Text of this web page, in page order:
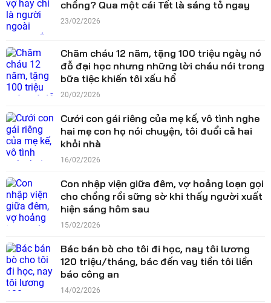
chồng? Qua một cái Tết là sáng tỏ ngay
23/02/2026
Chăm cháu 12 năm, tặng 100 triệu ngày nó
đỗ đại học nhưng những lời cháu nói trong
bữa tiệc khiến tôi xấu hổ
20/02/2026
Cưới con gái riêng của mẹ kế, vô tình nghe
hai mẹ con họ nói chuyện, tôi đuổi cả hai
khỏi nhà
16/02/2026
Con nhập viện giữa đêm, vợ hoảng loạn gọi
cho chồng rồi sững sờ khi thấy người xuất
hiện sáng hôm sau
15/02/2026
Bác bán bò cho tôi đi học, nay tôi lương
120 triệu/tháng, bác đến vay tiền tôi liền
báo công an
14/02/2026